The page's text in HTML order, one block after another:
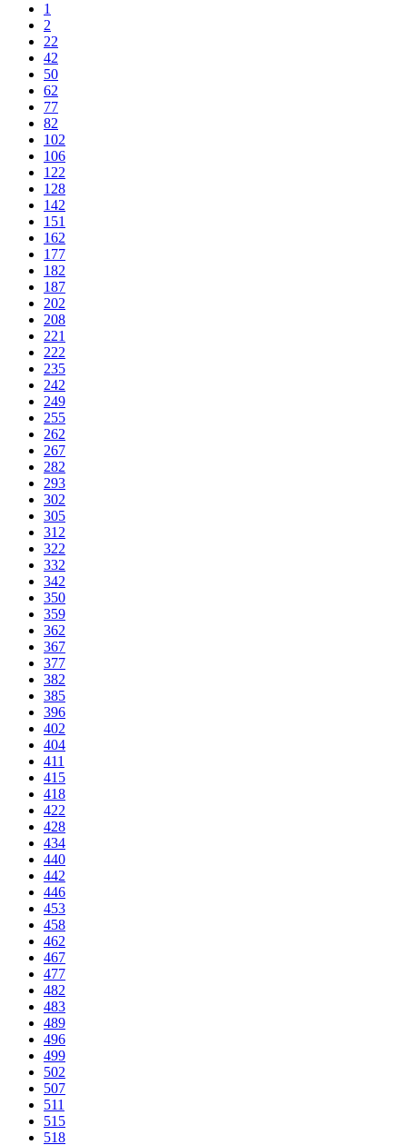
1
2
22
42
50
62
77
82
102
106
122
128
142
151
162
177
182
187
202
208
221
222
235
242
249
255
262
267
282
293
302
305
312
322
332
342
350
359
362
367
377
382
385
396
402
404
411
415
418
422
428
434
440
442
446
453
458
462
467
477
482
483
489
496
499
502
507
511
515
518